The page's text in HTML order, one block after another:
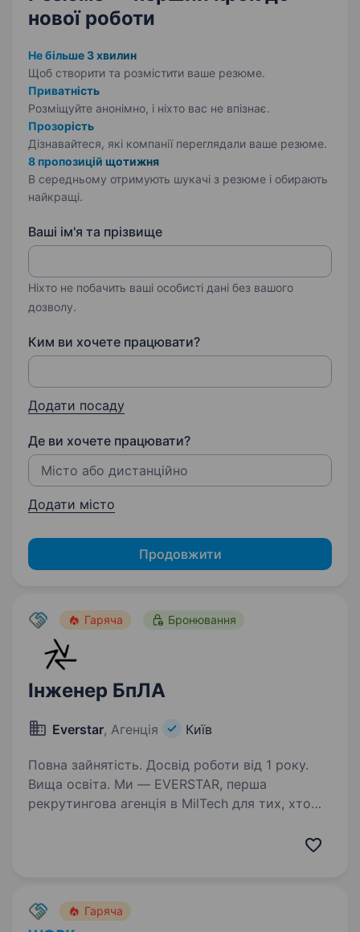
нової роботи
Не більше 3 хвилин
Щоб створити та розмістити ваше резюме.
Приватність
Розміщуйте анонімно, і ніхто вас не впізнає.
Прозорість
Дізнавайтеся, які компанії переглядали ваше резюме.
8 пропозицій щотижня
В середньому отримують шукачі з резюме і обирають
найкращі.
Ваші ім'я та прізвище
Ніхто не побачить ваші особисті дані без вашого
дозволу.
Ким ви хочете працювати?
Додати посаду
Де ви хочете працювати?
Додати місто
Продовжити
Гаряча Бронювання
Інженер БпЛА
Everstar, Агенція Київ
Повна зайнятість. Досвід роботи від 1 року.
Вища освіта. Ми — EVERSTAR, перша
рекрутингова агенція в MilTech для тих, хто
Але досить про нас, розказуємо про головну
Гаряча